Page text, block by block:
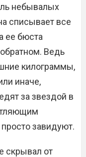
небывалых
списывает все
ее бюста
Ведь
килограммы,
иначе,
за звездой в
завидуют.
скрывал от